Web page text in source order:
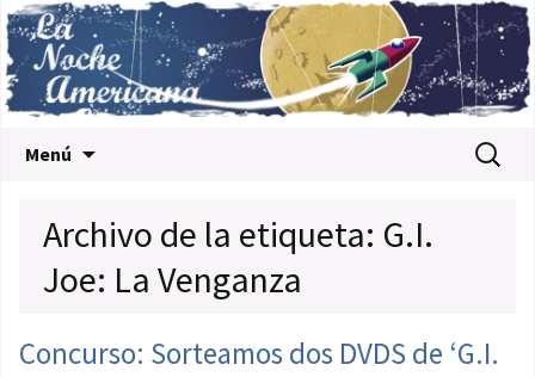
Menú Buscar:
Archivo de la etiqueta: G.I.
Joe: La Venganza
Concurso: Sorteamos dos DVDS de ‘G.I.